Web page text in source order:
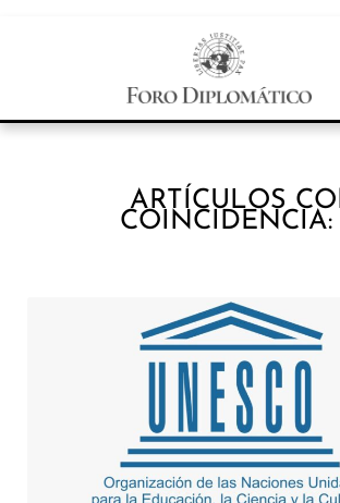
ARTÍCULOS
COINCIDENCIA: